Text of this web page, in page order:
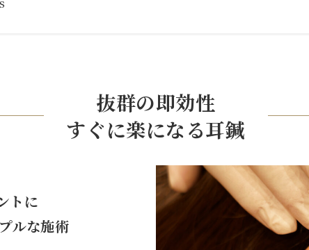
抜群の即効性
すぐに楽になる耳鍼
トに
ルな施術